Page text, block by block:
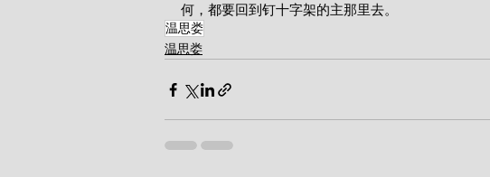
何，都要回到钉十字架的主那里去。
温思娄
温思娄